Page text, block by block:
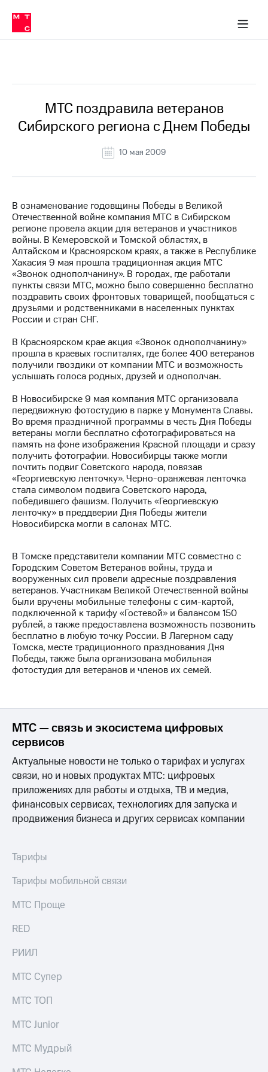
Медиа-центр
и акционерам
Устойчивое развитие
Комплаенс и деловая этика
компании
Карьера
История
компании
Руководство
Контакты
Медиа-центр
Пресс-
релизы
МТС
о технологиях
Достижения
Интервью
Финансовая
отчетность
Контакты
Новости
в
регионе
и акционерам
Корпоративное
управление
Корпоративный
секретарь
Информация
акционерам
Документы
ПАО
"МТС"
Собрания
акционеров
Личный
кабинет
акционера
Акционерный
и
Рынок
акций
Описание
Программа
приобретения
Порядок
выкупа
акций
Описание
Уведомление
Регистратор
Контакты
этика
в МТС
Пресс-
релизы
о технологиях
МТС поздравила ветеранов
Сибирского региона с Днем Победы
10 мая 2009
В ознаменование годовщины Победы в Великой
Отечественной войне компания МТС в Сибирском
регионе провела акции для ветеранов и участников
войны. В Кемеровской и Томской областях, в
Алтайском и Красноярском краях, а также в Республике
Хакасия 9 мая прошла традиционная акция МТС
«Звонок однополчанину». В городах, где работали
пункты связи МТС, можно было совершенно бесплатно
поздравить своих фронтовых товарищей, пообщаться с
друзьями и родственниками в населенных пунктах
России и стран СНГ.
В Красноярском крае акция «Звонок однополчанину»
прошла в краевых госпиталях, где более 400 ветеранов
получили гвоздики от компании МТС и возможность
услышать голоса родных, друзей и однополчан.
В Новосибирске 9 мая компания МТС организовала
передвижную фотостудию в парке у Монумента Славы.
Во время праздничной программы в честь Дня Победы
ветераны могли бесплатно сфотографироваться на
память на фоне изображения Красной площади и сразу
получить фотографии. Новосибирцы также могли
почтить подвиг Советского народа, повязав
«Георгиевскую ленточку». Черно-оранжевая ленточка
стала символом подвига Советского народа,
победившего фашизм. Получить «Георгиевскую
ленточку» в преддверии Дня Победы жители
Новосибирска могли в салонах МТС.
В Томске представители компании МТС совместно с
Городским Советом Ветеранов войны, труда и
вооруженных сил провели адресные поздравления
ветеранов. Участникам Великой Отечественной войны
были вручены мобильные телефоны с сим-картой,
подключенной к тарифу «Гостевой» и балансом 150
рублей, а также предоставлена возможность позвонить
бесплатно в любую точку России. В Лагерном саду
Томска, месте традиционного празднования Дня
Победы, также была организована мобильная
фотостудия для ветеранов и членов их семей.
МТС — связь и экосистема цифровых
сервисов
Актуальные новости не только о тарифах и услугах
связи, но и новых продуктах МТС: цифровых
приложениях для работы и отдыха, ТВ и медиа,
финансовых сервисах, технологиях для запуска и
продвижения бизнеса и других сервисах компании
Тарифы
Тарифы мобильной связи
МТС Проще
RED
РИИЛ
МТС Супер
МТС ТОП
МТС Junior
МТС Мудрый